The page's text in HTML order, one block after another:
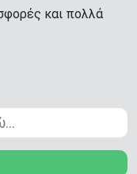
και πολλά